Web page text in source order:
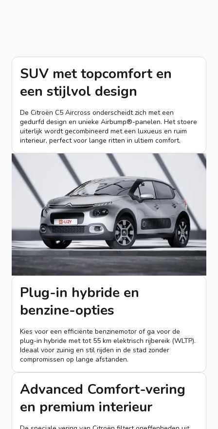
SUV met topcomfort en
een stijlvol design
De Citroën C5 Aircross onderscheidt zich met een
gedurfd design en unieke Airbump®-panelen. Het stoere
uiterlijk wordt gecombineerd met een luxueus en ruim
interieur, perfect voor lange ritten in ultiem comfort.
Plug-in hybride en
benzine-opties
Kies voor een efficiënte benzinemotor of ga voor de
plug-in hybride met tot 55 km elektrisch rijbereik (WLTP).
Ideaal voor zuinig en stil rijden in de stad zonder
compromissen op lange afstanden.
Advanced Comfort-vering
en premium interieur